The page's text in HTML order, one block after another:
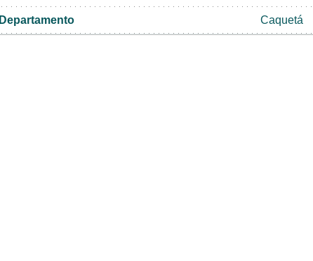
Departamento Caquetá